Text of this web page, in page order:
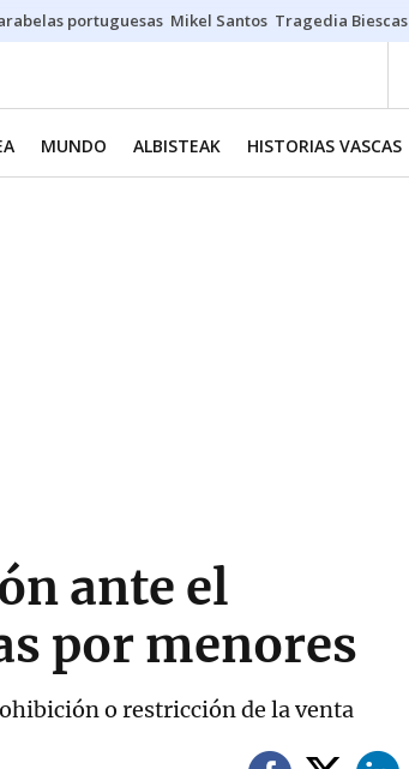
portuguesas Mikel Santos Tragedia Biescas
MUNDO ALBISTEAK HISTORIAS VASCAS
ante el
por menores
o restricción de la venta